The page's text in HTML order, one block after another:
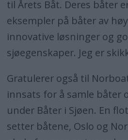
til Årets Båt. Deres båter
eksempler på båter av
innovative løsninger og
sjøegenskaper. Jeg er
Gratulerer også til
innsats for å samle båter
under Båter i Sjøen. En
setter båtene, Oslo og